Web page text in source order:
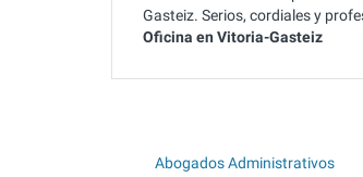
Gasteiz. Serios, cordiales y
Oficina en Vitoria-Gasteiz
Abogados Administrativos